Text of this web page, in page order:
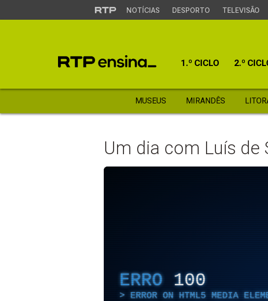
NOTÍCIAS DESPORTO TELEVISÃO
1.º CICLO 2.º
MUSEUS MIRANDÊS
Um dia com Luís de
ERRO 100
ERROR ON HTML5 MEDIA